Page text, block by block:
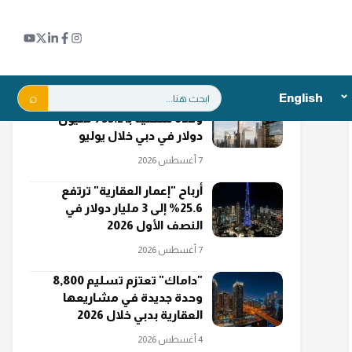
English بحث:
وحدة سكنية بـ 735.2 مليون
دولار في دبي خلال يوليو
7 أغسطس 2026
أرباح "إعمار العقارية" ترتفع
25.6% إلى 3 مليار دولار في
النصف الأول 2026
7 أغسطس 2026
"داماك" تعتزم تسليم 8,800
وحدة جديدة في مشاريعها
العقارية بدبي خلال 2026
4 أغسطس 2026